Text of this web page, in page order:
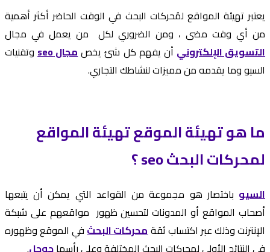
يعتبر تهيئة المواقع لمُحركات البحث في الوقت الحاضر أكثر أهمية
من أي وقت مضى ، ومن الضروري لكل من يعمل في مجال
التسويق الإلكتروني أن يفهم كل شئ يخصمجال seo
وتقنيات
السيو وما يقدمه من مميزات لنشاطك التجاري.
ما هو تهيئة الموقع تهيئة المواقع
لمحركات البحث seo ؟
السيو باختصار هو مجموعة من القواعد التي يمكن أن يتبعها
أصحاب المواقع أو المدونات لتحسين ظهور مواقعهم على شبكة
الإنترنت وذلك عبر اكتساب ثقةمحركات البحثفي الموقع وظهوره
في النتائج الأولى لمحركات البحث المختلفة وعلى رأسهاجوجل.